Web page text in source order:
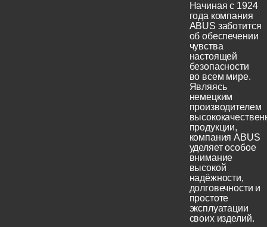
Начиная с 1924
года компания
ABUS заботится
об обеспечении
чувства
настоящей
безопасности
во всем мире.
Являясь
немецким
производителем
продукции,
компания ABUS
уделяет особое
внимание
высокой
надёжности,
долговечности и
простоте
эксплуатации
своих изделий.